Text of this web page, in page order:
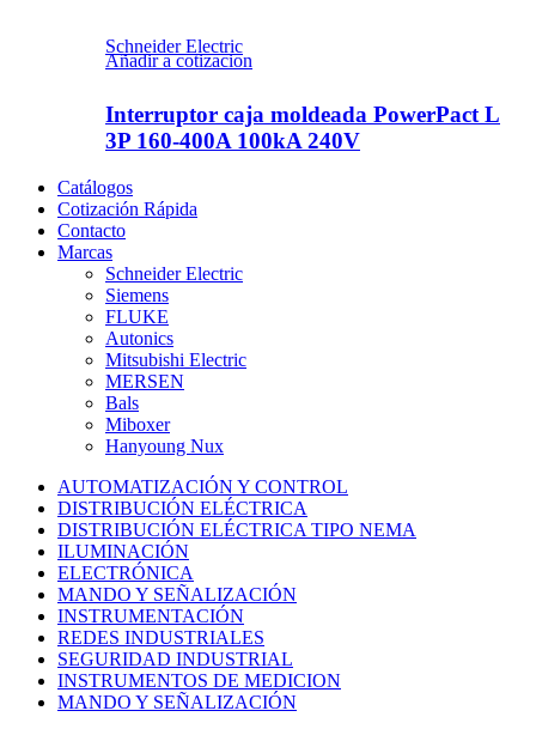
Schneider Electric
Añadir a cotizacion
Interruptor caja moldeada PowerPact L
3P 160-400A 100kA 240V
Catálogos
Cotización Rápida
Contacto
Marcas
Schneider Electric
Siemens
FLUKE
Autonics
Mitsubishi Electric
MERSEN
Bals
Miboxer
Hanyoung Nux
AUTOMATIZACIÓN Y CONTROL
DISTRIBUCIÓN ELÉCTRICA
DISTRIBUCIÓN ELÉCTRICA TIPO NEMA
ILUMINACIÓN
ELECTRÓNICA
MANDO Y SEÑALIZACIÓN
INSTRUMENTACIÓN
REDES INDUSTRIALES
SEGURIDAD INDUSTRIAL
INSTRUMENTOS DE MEDICION
MANDO Y SEÑALIZACIÓN